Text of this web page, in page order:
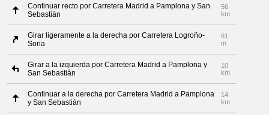
Continuar recto por Carretera Madrid a Pamplona y San
Sebastián
56
km
Girar ligeramente a la derecha por Carretera Logroño-
Soria
61
m
Girar a la izquierda por Carretera Madrid a Pamplona y
San Sebastián
10
km
Continuar a la derecha por Carretera Madrid a Pamplona
y San Sebastián
14
km